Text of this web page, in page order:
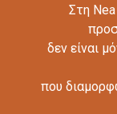
Στη
δεν είναι
που